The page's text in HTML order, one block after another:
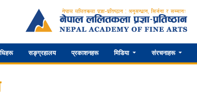
सङ्ग्रहालय प्रकाशनहरू मिडिया संरचनाहरू